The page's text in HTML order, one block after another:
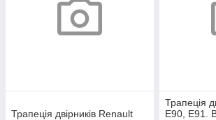
Трапеція двірників Renault
Трапеція
E90, E91.